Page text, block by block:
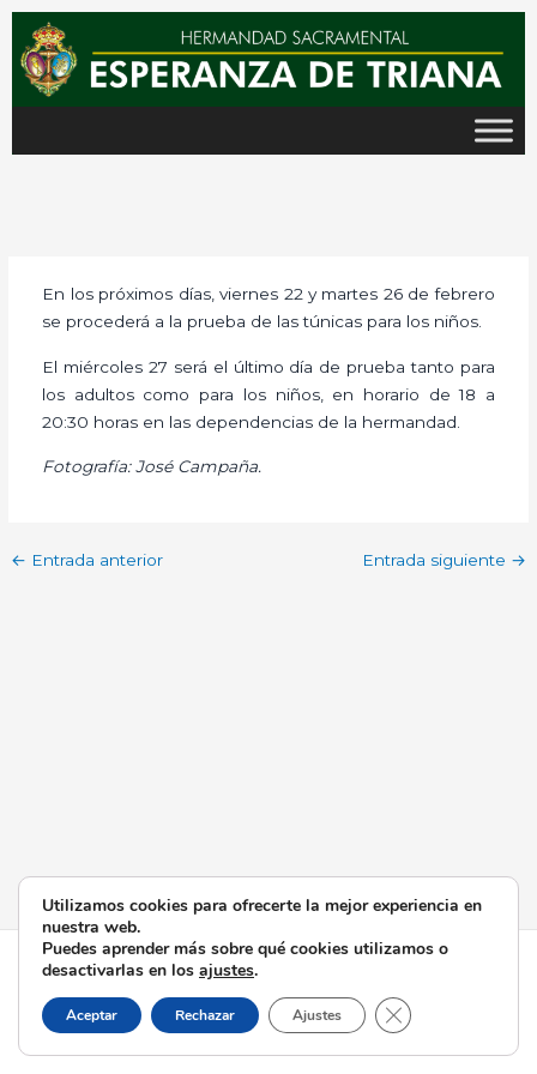
contenido
En los próximos días, viernes 22 y martes 26 de febrero
se procederá a la prueba de las túnicas para los niños.
El miércoles 27 será el último día de prueba tanto para
los adultos como para los niños, en horario de 18 a
20:30 horas en las dependencias de la hermandad.
Fotografía: José Campaña.
← Entrada anterior Entrada siguiente →
Todos los derechos © 2026 Esperanza de Triana | Funciona
gracias aTema Astra para WordPress
Utilizamos cookies para ofrecerte la mejor experiencia en
nuestra web.
Puedes aprender más sobre qué cookies utilizamos o
desactivarlas en los ajustes.
Aceptar Rechazar Ajustes Cerrar el banner